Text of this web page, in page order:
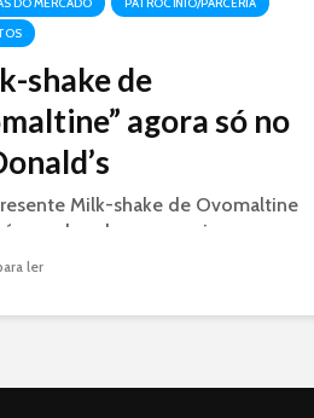
shake de
agora só no
Milk-shake de Ovomaltine
mudou de casa e vai para a
McDonald´s como McShake
ler